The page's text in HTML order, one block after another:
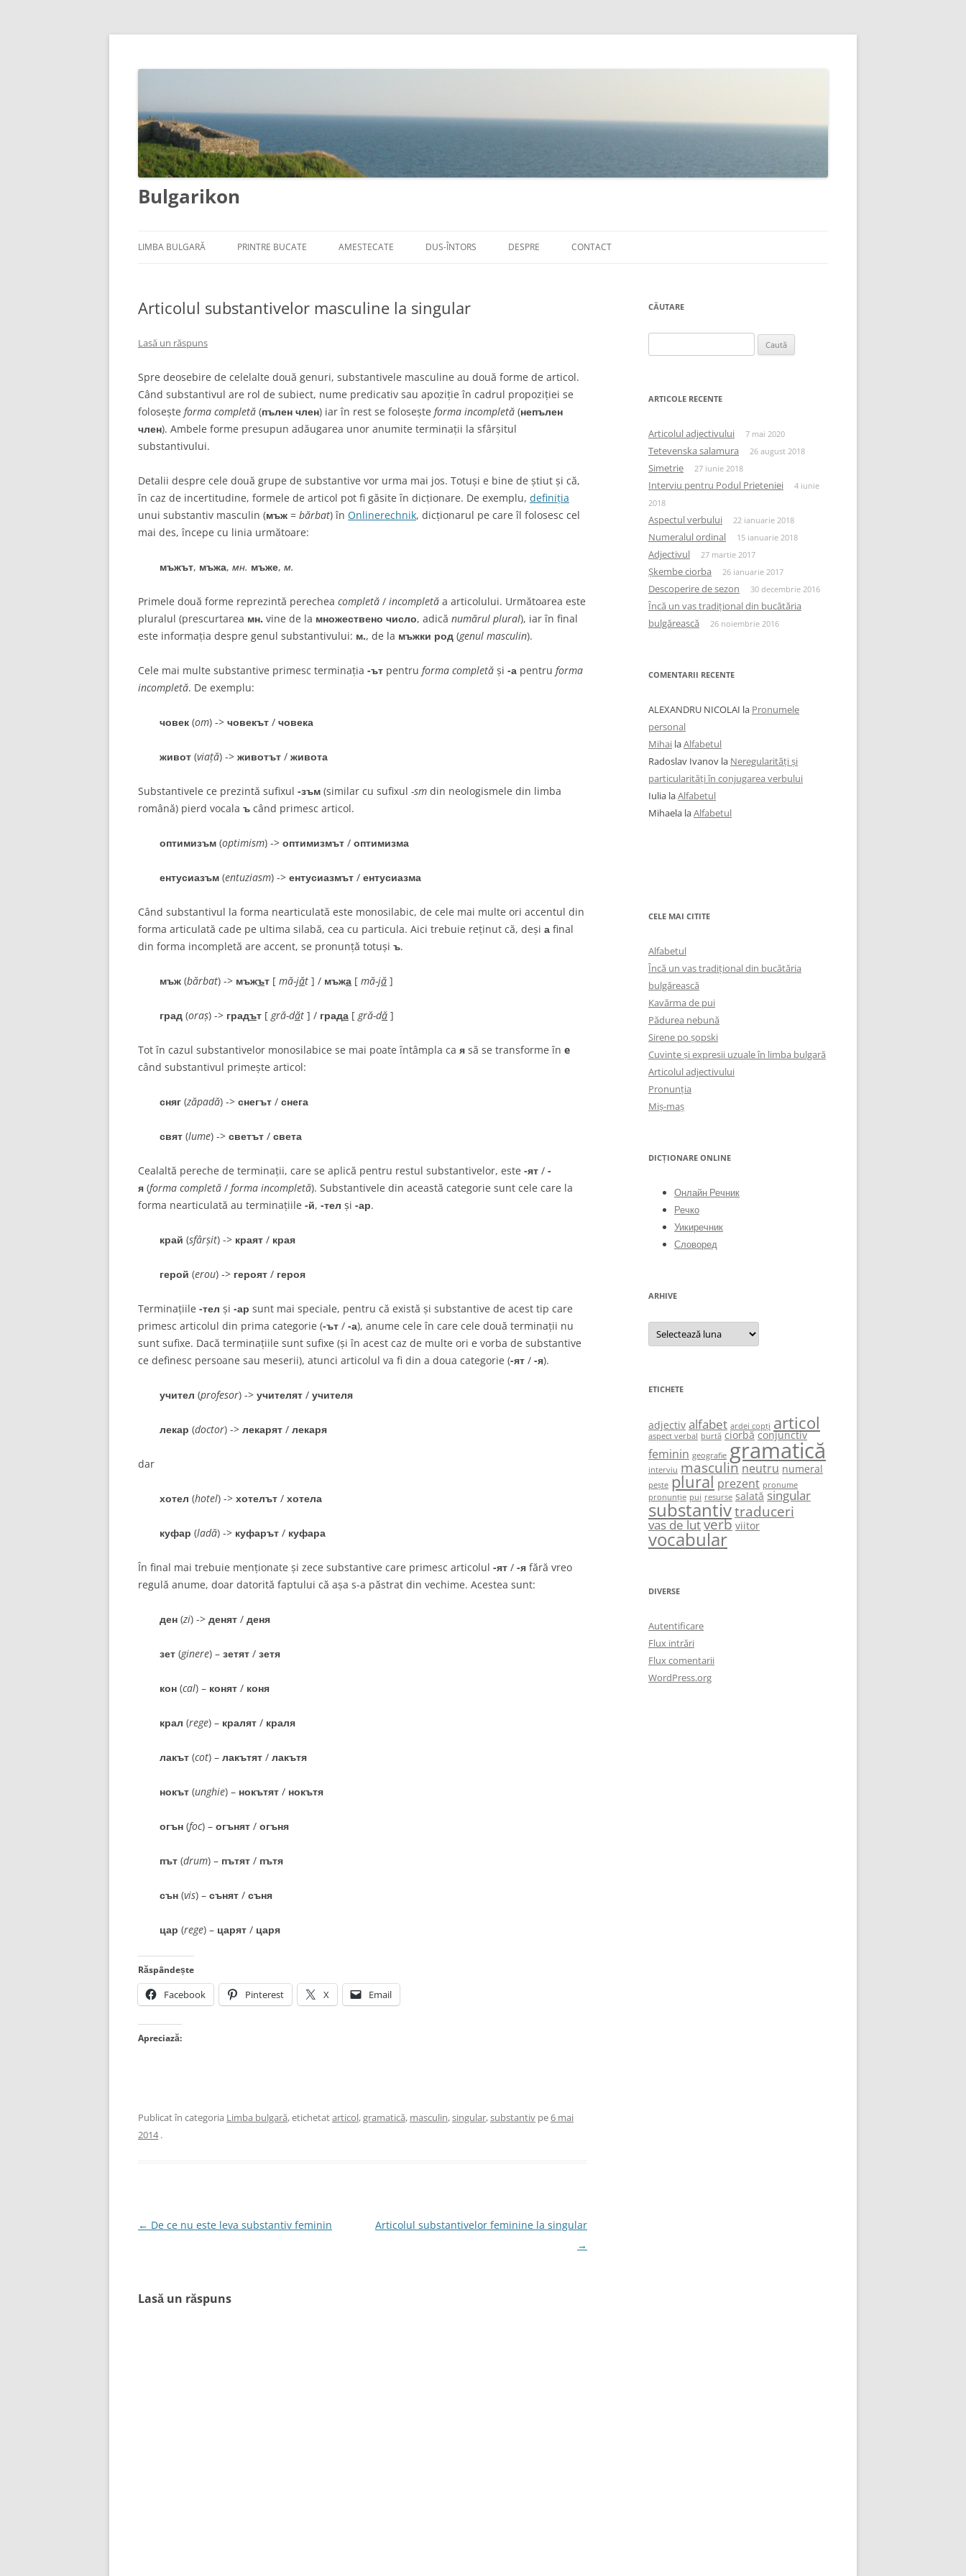
Bulgarikon
LIMBA BULGARĂ PRINTRE BUCATE AMESTECATE DUS-ÎNTORS DESPRE CONTACT
Articolul substantivelor masculine la singular
Lasă un răspuns
Spre deosebire de celelalte două genuri, substantivele masculine au două forme de articol.
Când substantivul are rol de subiect, nume predicativ sau apoziție în cadrul propoziției se
folosește forma completă (пълен член) iar în rest se folosește forma incompletă (непълен
член). Ambele forme presupun adăugarea unor anumite terminații la sfârșitul
substantivului.
Detalii despre cele două grupe de substantive vor urma mai jos. Totuși e bine de știut și că,
în caz de incertitudine, formele de articol pot fi găsite în dicționare. De exemplu, definiția
unui substantiv masculin (мъж = bărbat) în Onlinerechnik, dicționarul pe care îl folosesc cel
mai des, începe cu linia următoare:
мъжът, мъжа, мн. мъже, м.
Primele două forme reprezintă perechea completă / incompletă a articolului. Următoarea este
pluralul (prescurtarea мн. vine de la множествено число, adică numărul plural), iar în final
este informația despre genul substantivului: м., de la мъжки род (genul masculin).
Cele mai multe substantive primesc terminația -ът pentru forma completă și -а pentru forma
incompletă. De exemplu:
човек (om) -> човекът / човека
живот (viață) -> животът / живота
Substantivele ce prezintă sufixul -зъм (similar cu sufixul -sm din neologismele din limba
română) pierd vocala ъ când primesc articol.
оптимизъм (optimism) -> оптимизмът / оптимизма
ентусиазъм (entuziasm) -> ентусиазмът / ентусиазма
Când substantivul la forma nearticulată este monosilabic, de cele mai multe ori accentul din
forma articulată cade pe ultima silabă, cea cu particula. Aici trebuie reținut că, deși а final
din forma incompletă are accent, se pronunță totuși ъ.
мъж (bărbat) -> мъжът [ mă-jăt ] / мъжа [ mă-jă ]
град (oraș) -> градът [ gră-dăt ] / града [ gră-dă ]
Tot în cazul substantivelor monosilabice se mai poate întâmpla ca я să se transforme în e
când substantivul primește articol:
сняг (zăpadă) -> снегът / снега
свят (lume) -> светът / света
Cealaltă pereche de terminații, care se aplică pentru restul substantivelor, este -ят / -
я (forma completă / forma incompletă). Substantivele din această categorie sunt cele care la
forma nearticulată au terminațiile -й, -тел și -ар.
край (sfârșit) -> краят / края
герой (erou) -> героят / героя
Terminațiile -тел și -ар sunt mai speciale, pentru că există și substantive de acest tip care
primesc articolul din prima categorie (-ът / -а), anume cele în care cele două terminații nu
sunt sufixe. Dacă terminațiile sunt sufixe (și în acest caz de multe ori e vorba de substantive
ce definesc persoane sau meserii), atunci articolul va fi din a doua categorie (-ят / -я).
учител (profesor) -> учителят / учителя
лекар (doctor) -> лекарят / лекаря
dar
хотел (hotel) -> хотелът / хотела
куфар (ladă) -> куфарът / куфара
În final mai trebuie menționate și zece substantive care primesc articolul -ят / -я fără vreo
regulă anume, doar datorită faptului că așa s-a păstrat din vechime. Acestea sunt:
ден (zi) -> денят / деня
зет (ginere) – зетят / зетя
кон (cal) – конят / коня
крал (rege) – кралят / краля
лакът (cot) – лакътят / лакътя
нокът (unghie) – нокътят / нокътя
огън (foc) – огънят / огъня
път (drum) – пътят / пътя
сън (vis) – сънят / съня
цар (rege) – царят / царя
Răspândește
Facebook Pinterest X Email
Apreciază:
Publicat în categoria Limba bulgară, etichetatarticol,gramatică, masculin,singular,substantiv pe6 mai
2014 .
Navigare
← De ce nu este leva substantiv feminin
Articolul substantivelor feminine la singular
→
Lasă un răspuns
CĂUTARE
după:
ARTICOLE RECENTE
Articolul adjectivului 7 mai 2020
Tetevenska salamura 26 august 2018
Simetrie 27 iunie 2018
Interviu pentru Podul Prieteniei
4 iunie
2018
Aspectul verbului 22 ianuarie 2018
Numeralul ordinal 15 ianuarie 2018
Adjectivul 27 martie 2017
Șkembe ciorba 26 ianuarie 2017
Descoperire de sezon 30 decembrie 2016
Încă un vas tradițional din bucătăria
bulgărească
26 noiembrie 2016
COMENTARII RECENTE
ALEXANDRU NICOLAI la Pronumele
personal
Mihai laAlfabetul
Radoslav Ivanov la Neregularități și
particularități în conjugarea verbului
Iulia laAlfabetul
Mihaela laAlfabetul
CELE MAI CITITE
Alfabetul
Încă un vas tradițional din bucătăria
bulgărească
Kavărma de pui
Pădurea nebună
Sirene po șopski
Cuvinte și expresii uzuale în limba bulgară
Articolul adjectivului
Pronunția
Miș-maș
DICȚIONARE ONLINE
Онлайн Речник
Речко
Уикиречник
Словоред
ARHIVE
Arhive
ETICHETE
adjectiv alfabet ardei copți articol
aspect verbal burtă ciorbă conjunctiv
feminin geografie gramatică
interviu masculin neutru numeral
pește plural prezent pronume
pronunție pui resurse salată singular
substantivtraduceri
vas de lutverb viitor
vocabular
DIVERSE
Autentificare
Flux intrări
Flux comentarii
WordPress.org